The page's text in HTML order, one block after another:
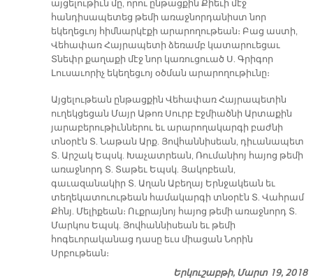
այցելութիւն մը, որու ընթացքին Քիեւի մէջ
հանդիսապետեց թեմի առաջնորդանիստ նոր
եկեղեցւոյ հիմնարկէքի արարողութեան։ Բաց աստի,
Վեհափառ Հայրապետի ձեռամբ կատարուեցաւ
Տնեփր քաղաքի մէջ նոր կառուցուած Ս. Գրիգոր
Լուսաւորիչ եկեղեցւոյ օծման արարողութիւնը։
Այցելութեան ընթացքին Վեհափառ Հայրապետին
ուղեկցեցան Մայր Աթոռ Սուրբ Էջմիածնի Արտաքին
յարաբերութիւններու եւ արարողակարգի բաժնի
տնօրէն Տ. Նաթան Արք. Յովհաննիսեան, դիւանապետ
Տ. Արշակ Եպսկ. Խաչատրեան, Ռումանիոյ հայոց թեմի
առաջնորդ Տ. Տաթեւ Եպսկ. Յակոբեան,
գաւազանակիր Տ. Աղան Աբեղայ Երնջակեան եւ
տեղեկատուութեան համակարգի տնօրէն Տ. Վահրամ
Քհնյ. Մելիքեան։ Ուքրայնոյ հայոց թեմի առաջնորդ Տ.
Մարկոս Եպսկ. Յովհաննիսեան եւ թեմի
հոգեւորականաց դասը եւս միացան Նորին
Սրբութեան։
Երկուշաբթի, Մարտ 19, 2018